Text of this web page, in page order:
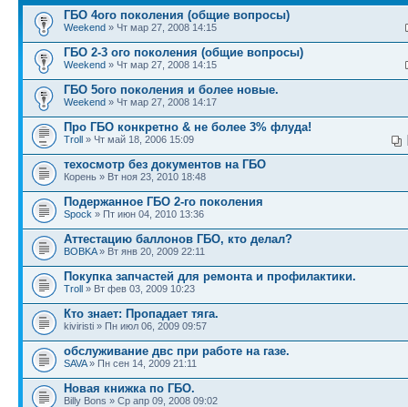
ГБО 4ого поколения (общие вопросы)
Weekend » Чт мар 27, 2008 14:15
ГБО 2-3 ого поколения (общие вопросы)
Weekend » Чт мар 27, 2008 14:15
ГБО 5ого поколения и более новыe.
Weekend » Чт мар 27, 2008 14:17
Про ГБО конкретно & не более 3% флуда!
Troll » Чт май 18, 2006 15:09
техосмотр без документов на ГБО
Корень » Вт ноя 23, 2010 18:48
Подержанное ГБО 2-го поколения
Spock » Пт июн 04, 2010 13:36
Аттестацию баллонов ГБО, кто делал?
BOBKA» Вт янв 20, 2009 22:11
Покупка запчастей для ремонта и профилактики.
Troll » Вт фев 03, 2009 10:23
Кто знает: Пропадает тяга.
kiviristi » Пн июл 06, 2009 09:57
обслуживание двс при работе на газе.
SAVA» Пн сен 14, 2009 21:11
Новая книжка по ГБО.
Billy Bons » Ср апр 09, 2008 09:02